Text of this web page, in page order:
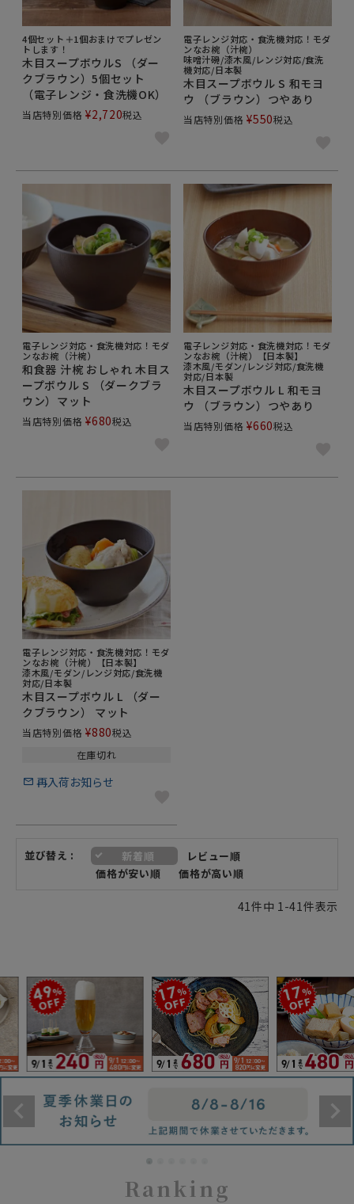
4個セット＋1個おまけでプレゼン
トします！
木目スープボウルS （ダー
クブラウン）5個セット
（電子レンジ・食洗機OK）
当店特別価格 ¥2,720税込
電子レンジ対応・食洗機対応！モダ
ンなお椀（汁椀）
味噌汁碗/漆木風/レンジ対応/食洗
機対応/日本製
木目スープボウル S 和モヨ
ウ （ブラウン）つやあり
当店特別価格 ¥550税込
電子レンジ対応・食洗機対応！モダ
ンなお椀（汁椀）
和食器 汁椀 おしゃれ 木目ス
ープボウル S （ダークブラ
ウン）マット
当店特別価格 ¥680税込
電子レンジ対応・食洗機対応！モダ
ンなお椀（汁椀）【日本製】
漆木風/モダン/レンジ対応/食洗機
対応/日本製
木目スープボウル L 和モヨ
ウ （ブラウン）つやあり
当店特別価格 ¥660税込
電子レンジ対応・食洗機対応！モダ
ンなお椀（汁椀）【日本製】
漆木風/モダン/レンジ対応/食洗機
対応/日本製
木目スープボウル L （ダー
クブラウン） マット
当店特別価格 ¥880税込
在庫切れ
再入荷お知らせ
並び替え 新着順
レビュー順
価格が安い順
価格が高い順
41件中 1-41件表示
Ranking